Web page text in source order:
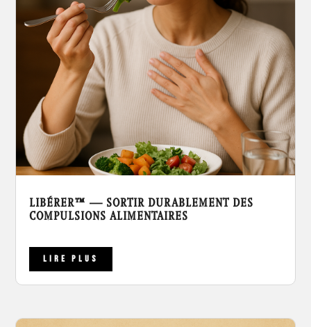
LIBÉRER™ — SORTIR DURABLEMENT DES
COMPULSIONS ALIMENTAIRES
LIRE PLUS